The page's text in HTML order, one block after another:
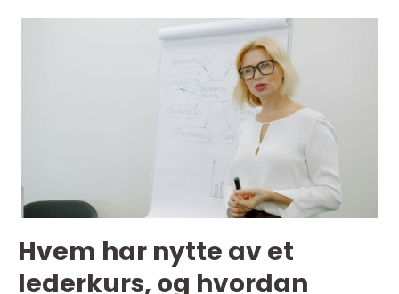
Hvem har nytte av et
lederkurs, og hvordan